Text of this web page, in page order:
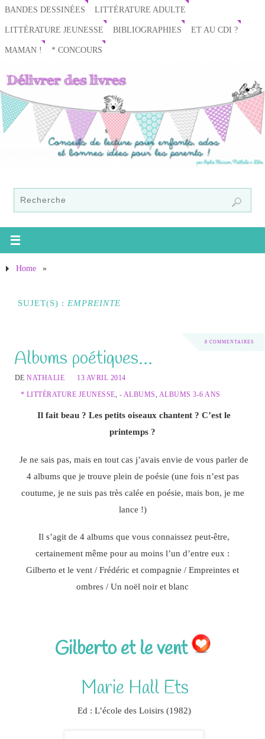
BANDES DESSINÉES LITTÉRATURE ADULTE
LITTÉRATURE JEUNESSE BIBLIOGRAPHIES ET AU CDI ?
MAMAN ! * CONCOURS
Home »
SUJET(S) : EMPREINTE
8 COMMENTAIRES
Albums poétiques…
DENATHALIE
13 AVRIL 2014
* LITTÉRATURE JEUNESSE, - ALBUMS, ALBUMS 3-6 ANS
Il fait beau ? Les petits oiseaux chantent ? C’est le
printemps ?
Je ne sais pas, mais en tout cas j’avais envie de vous parler de
4 albums que je trouve plein de poésie (une fois n’est pas
coutume, je ne suis pas très calée en poésie, mais bon, je me
lance !)
Il s’agit de 4 albums que vous connaissez peut-être,
certainement même pour au moins l’un d’entre eux :
Gilberto et le vent / Frédéric et compagnie / Empreintes et
ombres / Un noël noir et blanc
Gilberto et le vent
Marie Hall Ets
Ed : L’école des Loisirs (1982)